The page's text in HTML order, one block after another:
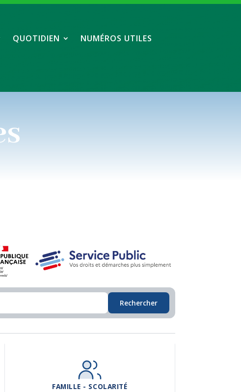
QUOTIDIEN NUMÉROS UTILES
Rechercher
FAMILLE - SCOLARITÉ